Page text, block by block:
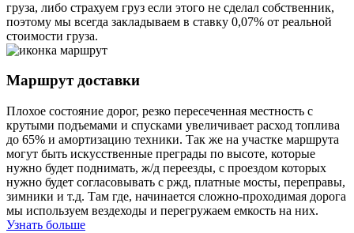
груза, либо страхуем груз если этого не сделал собственник,
поэтому мы всегда закладываем в ставку 0,07% от реальной
стоимости груза.
Маршрут доставки
Плохое состояние дорог, резко пересеченная местность с
крутыми подъемами и спусками увеличивает расход топлива
до 65% и амортизацию техники. Так же на участке маршрута
могут быть искусственные преграды по высоте, которые
нужно будет поднимать, ж/д переезды, с проездом которых
нужно будет согласовывать с ржд, платные мосты, переправы,
зимники и т.д. Там где, начинается сложно-проходимая дорога
мы используем вездеходы и перегружаем емкость на них.
Узнать больше